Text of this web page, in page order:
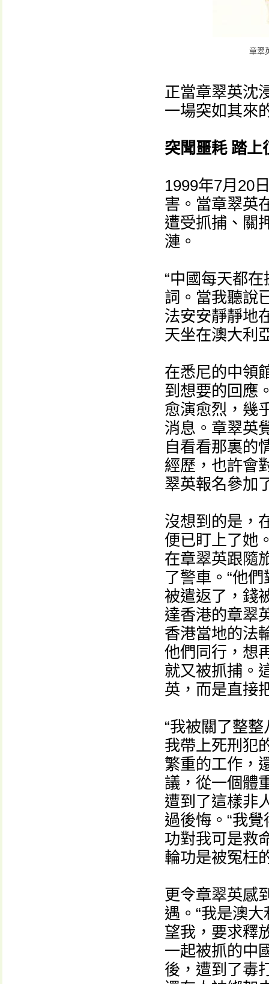
章翠
正當章翠英沈
一場突如其來
突聞噩耗 踏上
1999年7月20
害。當章翠英
遭受抓捕、關
漣。
“中國每天都
詞。當我聽說
法安安靜靜地
天坐在澳大利
在悉尼的中領
到想要的回應
愈演愈烈，幾
消息。章翠英
自看看那裏的
經歷，也許會
翠英報名參加
沒想到的是，
便已盯上了她
在章翠英跟隨
了警車。“他
被遣返了，錢
達香港的章翠
香港當地的法
他們同行，想
就又被抓捕。
英，而是直接
“我被關了整
我帶上死刑犯
繁重的工作，
議，從一個體
遭到了這樣非
過後悔。“我
功對我可是救
輪功是被冤枉
更令章翠英感
遇。“我是澳
望我，要求釋
一起被抓的中
後，遭到了毒